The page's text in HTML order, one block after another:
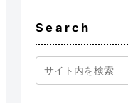
Search